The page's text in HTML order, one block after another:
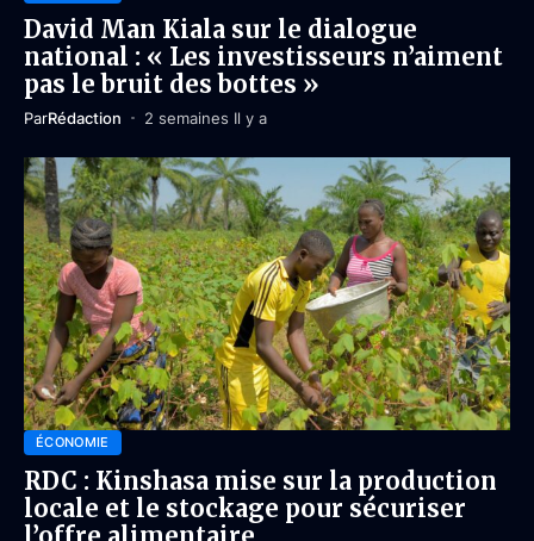
David Man Kiala sur le dialogue
national : « Les investisseurs n’aiment
pas le bruit des bottes »
ParRédaction 2 semaines Il y a
ÉCONOMIE
RDC : Kinshasa mise sur la production
locale et le stockage pour sécuriser